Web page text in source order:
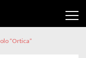
“Ortica”